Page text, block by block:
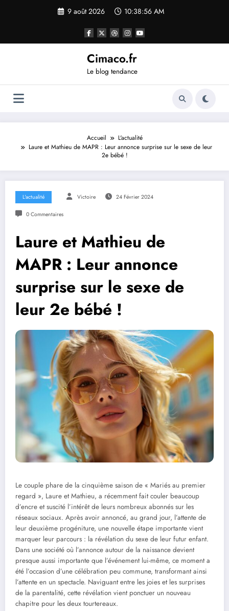
9 août 2026 10:38:57 AM
Cimaco.fr
Le blog tendance
Accueil
L'actualité
Laure et Mathieu de MAPR : Leur annonce surprise sur le sexe de leur
2e bébé !
L'actualité Victoire 24 Février 2024
0 Commentaires
Laure et Mathieu de
MAPR : Leur annonce
surprise sur le sexe de
leur 2e bébé !
Le couple phare de la cinquième saison de « Mariés au premier
regard », Laure et Mathieu, a récemment fait couler beaucoup
d’encre et suscité l’intérêt de leurs nombreux abonnés sur les
réseaux sociaux. Après avoir annoncé, au grand jour, l’attente de
leur deuxième progéniture, une nouvelle étape importante vient
marquer leur parcours : la révélation du sexe de leur futur enfant.
Dans une société où l’annonce autour de la naissance devient
presque aussi importante que l’événement lui-même, ce moment a
été l’occasion d’une célébration peu commune, transformant ainsi
l’attente en un spectacle. Naviguant entre les joies et les surprises
de la parentalité, cette révélation vient ponctuer un nouveau
chapitre pour les deux tourtereaux.